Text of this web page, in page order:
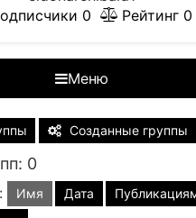
0 Рейтинг 0
Меню
Созданные группы
0
Имя Дата